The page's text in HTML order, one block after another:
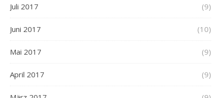
Juli 2017 (9)
Juni 2017 (10)
Mai 2017 (9)
April 2017 (9)